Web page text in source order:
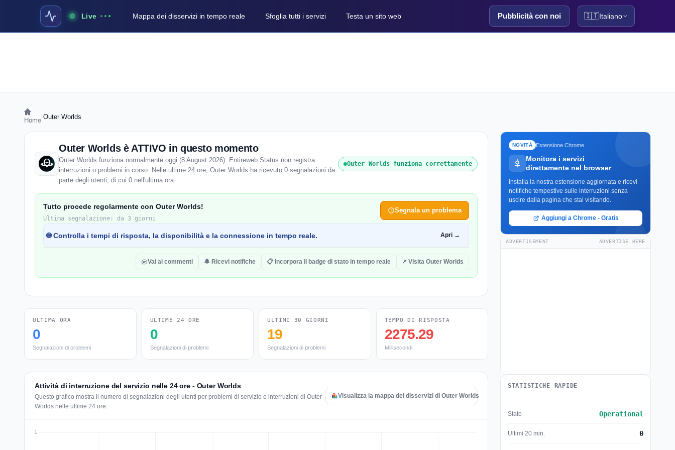
Live Mappa dei disservizi in tempo reale Sfoglia tutti i servizi Testa un sito web Pubblicità con noi 🇮🇹Italiano
Home Outer Worlds
Outer Worlds è ATTIVO in questo momento
Outer Worlds funziona normalmente oggi (8 August 2026). Entireweb Status non registra
interruzioni o problemi in corso. Nelle ultime 24 ore, Outer Worlds ha ricevuto 0 segnalazioni da
parte degli utenti, di cui 0 nell'ultima ora.
Outer Worlds funziona correttamente
Tutto procede regolarmente con Outer Worlds!
Ultima segnalazione: da 3 giorni
Segnala un problema
🌐 Controlla i tempi di risposta, la disponibilità e la connessione in tempo reale. Apri →
Vai ai commenti 🔔 Ricevi notifiche 📋 Incorpora il badge di stato in tempo reale ↗ Visita Outer Worlds
ULTIMA ORA
0
Segnalazioni di problemi
ULTIME 24 ORE
0
Segnalazioni di problemi
ULTIMI 30 GIORNI
19
Segnalazioni di problemi
TEMPO DI RISPOSTA
2275.29
Millisecondi
Attività di interruzione del servizio nelle 24 ore - Outer Worlds
Questo grafico mostra il numero di segnalazioni degli utenti per problemi di servizio e interruzioni di Outer
Worlds nelle ultime 24 ore.
Visualizza la mappa dei disservizi di Outer Worlds
NOVITÀ Estensione Chrome
Monitora i servizi
direttamente nel browser
Installa la nostra estensione aggiornata e ricevi
notifiche tempestive sulle interruzioni senza
uscire dalla pagina che stai visitando.
Aggiungi a Chrome - Gratis
ADVERTISEMENT ADVERTISE HERE
STATISTICHE RAPIDE
Stato Operational
Ultimi 20 min. 0